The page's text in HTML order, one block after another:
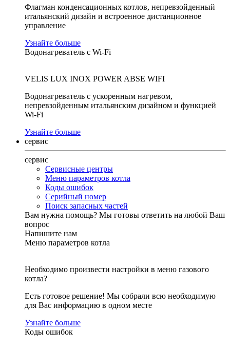
Флагман конденсационных котлов, непревзойденный
итальянский дизайн и встроенное дистанционное
управление
Узнайте больше
Водонагреватель с Wi-Fi
VELIS LUX INOX POWER ABSE WIFI
Водонагреватель с ускоренным нагревом,
непревзойденным итальянским дизайном и функцией
Wi-Fi
Узнайте больше
сервис
сервис
Сервисные центры
Меню параметров котла
Коды ошибок
Серийный номер
Поиск запасных частей
Вам нужна помощь? Мы готовы ответить на любой Ваш
вопрос
Напишите нам
Меню параметров котла
Необходимо произвести настройки в меню газового
котла?
Есть готовое решение! Мы собрали всю необходимую
для Вас информацию в одном месте
Узнайте больше
Коды ошибок